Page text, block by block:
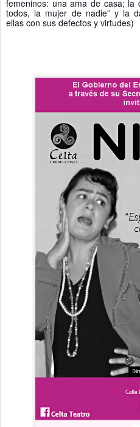
femeninos: una ama de casa; la
todos, la mujer de nadie” y la
ellas con sus defectos y virtudes)